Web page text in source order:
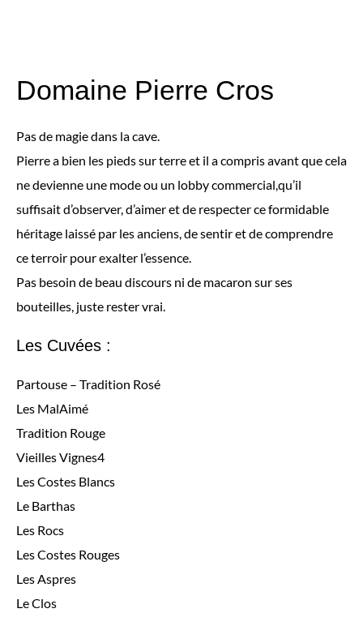
Domaine Pierre Cros
Pas de magie dans la cave.
Pierre a bien les pieds sur terre et il a compris avant que cela
ne devienne une mode ou un lobby commercial,qu’il
suffisait d’observer, d’aimer et de respecter ce formidable
héritage laissé par les anciens, de sentir et de comprendre
ce terroir pour exalter l’essence.
Pas besoin de beau discours ni de macaron sur ses
bouteilles, juste rester vrai.
Les Cuvées :
Partouse – Tradition Rosé
Les MalAimé
Tradition Rouge
Vieilles Vignes4
Les Costes Blancs
Le Barthas
Les Rocs
Les Costes Rouges
Les Aspres
Le Clos